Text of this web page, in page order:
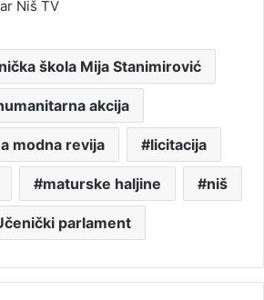
Niš TV
škola Mija Stanimirović
akcija
modna revija licitacija
maturske haljine niš
parlament